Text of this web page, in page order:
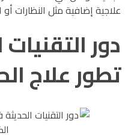
علاجية إضافية مثل النظارات أو
دور
تطور علاج